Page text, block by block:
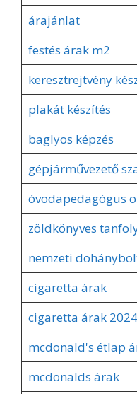
árajánlat
festés árak m2
keresztrejtvény
plakát készítés
baglyos képzés
gépjárművezető
óvodapedagógus
zöldkönyves
nemzeti
cigaretta árak
cigaretta árak 2024
mcdonald's étlap
mcdonalds árak